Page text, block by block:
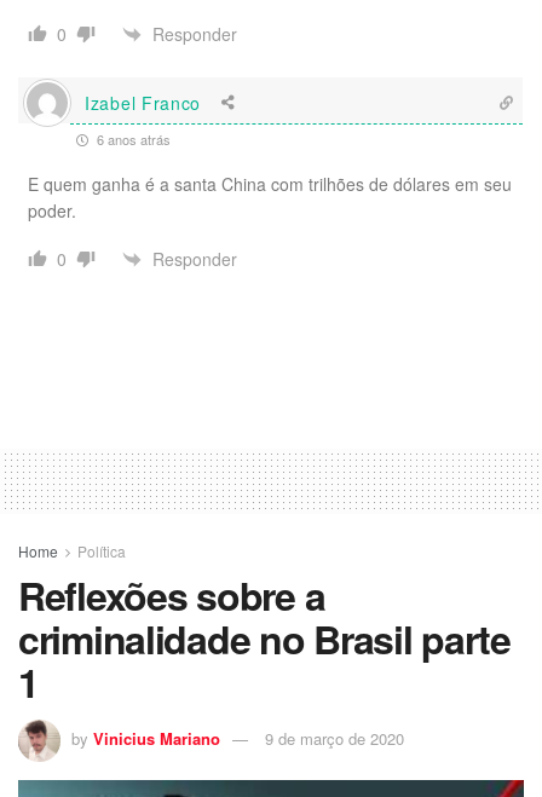
0
Responder
Izabel Franco
6 anos atrás
E quem ganha é a santa China com trilhões de dólares em seu
poder.
0
Responder
Home Política
Reflexões sobre a
criminalidade no Brasil parte
1
by Vinicius Mariano 9 de março de 2020